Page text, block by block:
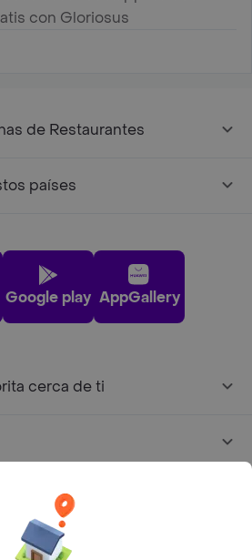
con Gloriosus
de Restaurantes
países
Google play AppGallery
cerca de ti